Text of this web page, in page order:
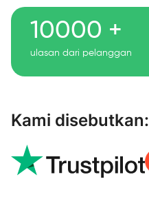
10000 +
ulasan dari pelanggan
Kami disebutkan: